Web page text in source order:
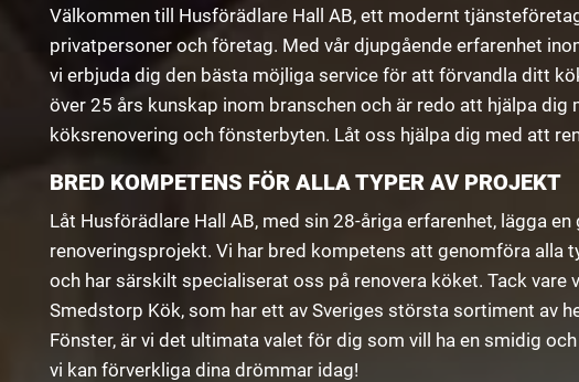
Välkommen till Husförädlare Hall AB, ett modernt
privatpersoner och företag. Med vår djupgående erfarenhet
vi erbjuda dig den bästa möjliga service för att förvandla ditt
över 25 års kunskap inom branschen och är redo att hjälpa
köksrenovering och fönsterbyten. Låt oss hjälpa dig med att
BRED KOMPETENS FÖR ALLA TYPER AV PROJEKT
Låt Husförädlare Hall AB, med sin 28-åriga erfarenhet, lägga
renoveringsprojekt. Vi har bred kompetens att genomföra alla
och har särskilt specialiserat oss på renovera köket. Tack vare
Smedstorp Kök, som har ett av Sveriges största sortiment av
Fönster, är vi det ultimata valet för dig som vill ha en smidig
vi kan förverkliga dina drömmar idag!